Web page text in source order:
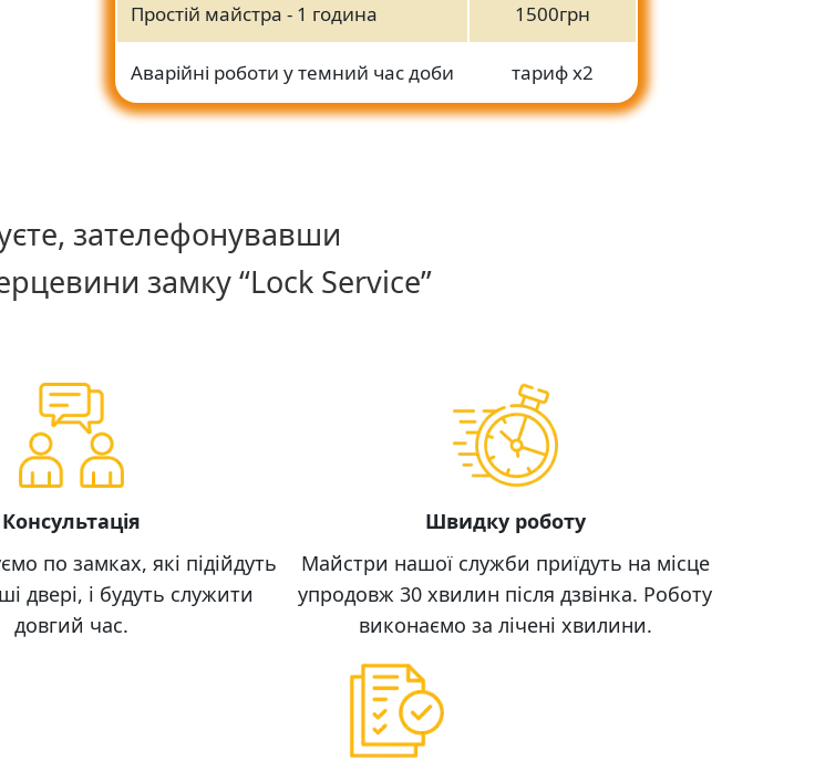
Простій майстра - 1 година 1500грн
Аварійні роботи у темний час доби тариф х2
зателефонувавши
замку “Lock Service”
Консультація
по замках, які підійдуть
двері, і будуть служити
довгий час.
Швидку роботу
Майстри нашої служби приїдуть на місце
упродовж 30 хвилин після дзвінка. Роботу
виконаємо за лічені хвилини.